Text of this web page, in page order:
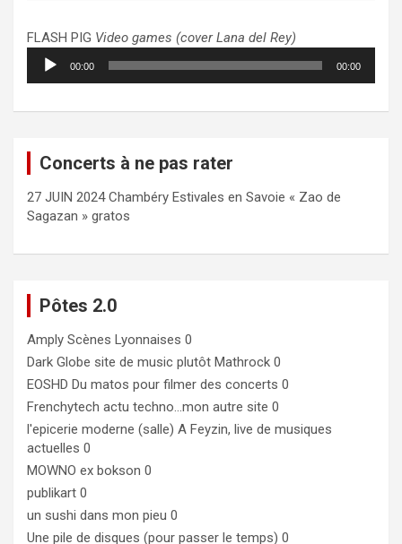
FLASH PIG Video games (cover Lana del Rey)
Lecteur
audio
00:00 00:00
Concerts à ne pas rater
27 JUIN 2024 Chambéry Estivales en Savoie « Zao de
Sagazan » gratos
Pôtes 2.0
Amply Scènes Lyonnaises 0
Dark Globe site de music plutôt Mathrock 0
EOSHD Du matos pour filmer des concerts 0
Frenchytech actu techno…mon autre site 0
l'epicerie moderne (salle) A Feyzin, live de musiques
actuelles 0
MOWNO ex bokson 0
publikart 0
un sushi dans mon pieu 0
Une pile de disques (pour passer le temps) 0